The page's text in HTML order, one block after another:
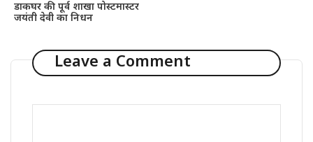
डाकघर की पूर्व शाखा पोस्टमास्टर
जयंती देवी का निधन
Leave a Comment